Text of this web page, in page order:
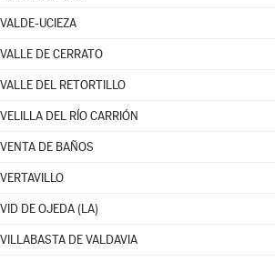
VALDE-UCIEZA
VALLE DE CERRATO
VALLE DEL RETORTILLO
VELILLA DEL RÍO CARRIÓN
VENTA DE BAÑOS
VERTAVILLO
VID DE OJEDA (LA)
VILLABASTA DE VALDAVIA